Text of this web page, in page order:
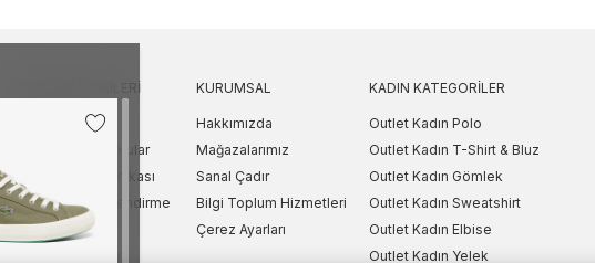
MÜŞTERI İLIŞKILERI
Sıkça Sorulan Sorular
İade ve İptal Politikası
Kampanya Bilgilendirme
Kullanım Şartları
KURUMSAL
Hakkımızda
Mağazalarımız
Sanal Çadır
Bilgi Toplum Hizmetleri
Çerez Ayarları
KADIN KATEGORILER
Outlet Kadın Polo
Outlet Kadın T-Shirt & Bluz
Outlet Kadın Gömlek
Outlet Kadın Sweatshirt
Outlet Kadın Elbise
Outlet Kadın Yelek